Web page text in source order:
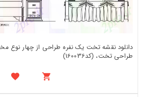
دانلود نقشه تخت یک نفره طراحی از چهار نوع
طراحی تخت، (کد160036)